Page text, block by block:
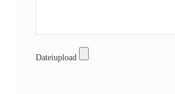
Dateiupload